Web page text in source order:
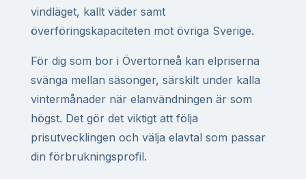
vindläget, kallt väder samt
överföringskapaciteten mot övriga Sverige.
För dig som bor i Övertorneå kan elpriserna
svänga mellan säsonger, särskilt under kalla
vintermånader när elanvändningen är som
högst. Det gör det viktigt att följa
prisutvecklingen och välja elavtal som passar
din förbrukningsprofil.